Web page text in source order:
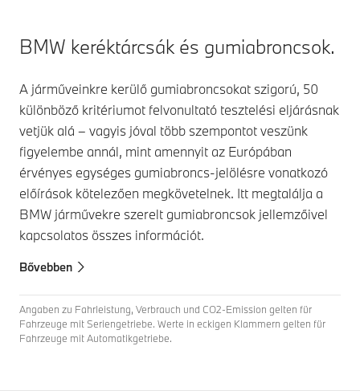
BMW keréktárcsák és gumiabroncsok.
A járműveinkre kerülő gumiabroncsokat szigorú, 50
különböző kritériumot felvonultató tesztelési eljárásnak
vetjük alá – vagyis jóval több szempontot veszünk
figyelembe annál, mint amennyit az Európában
érvényes egységes gumiabroncs-jelölésre vonatkozó
előírások kötelezően megkövetelnek. Itt megtalálja a
BMW járművekre szerelt gumiabroncsok jellemzőivel
kapcsolatos összes információt.
Bővebben
Angaben zu Fahrleistung, Verbrauch und CO2-Emission gelten für
Fahrzeuge mit Seriengetriebe. Werte in eckigen Klammern gelten für
Fahrzeuge mit Automatikgetriebe.